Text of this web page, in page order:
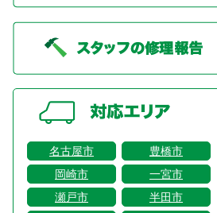
名古屋市
豊橋市
岡崎市
一宮市
瀬戸市
半田市